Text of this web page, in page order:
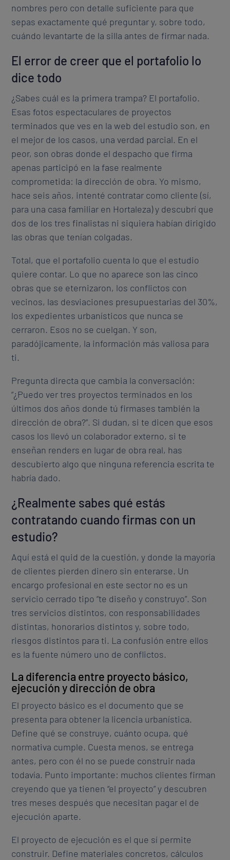
nombres pero con detalle suficiente para que
sepas exactamente qué preguntar y, sobre todo,
cuándo levantarte de la silla antes de firmar nada.
El error de creer que el portafolio lo
dice todo
¿Sabes cuál es la primera trampa? El portafolio.
Esas fotos espectaculares de proyectos
terminados que ves en la web del estudio son, en
el mejor de los casos, una verdad parcial. En el
peor, son obras donde el despacho que firma
apenas participó en la fase realmente
comprometida: la dirección de obra. Yo mismo,
hace seis años, intenté contratar como cliente (sí,
para una casa familiar en Hortaleza) y descubrí que
dos de los tres finalistas ni siquiera habían dirigido
las obras que tenían colgadas.
Total, que el portafolio cuenta lo que el estudio
quiere contar. Lo que no aparece son las cinco
obras que se eternizaron, los conflictos con
vecinos, las desviaciones presupuestarias del 30%,
los expedientes urbanísticos que nunca se
cerraron. Esos no se cuelgan. Y son,
paradójicamente, la información más valiosa para
ti.
Pregunta directa que cambia la conversación:
“¿Puedo ver tres proyectos terminados en los
últimos dos años donde tú firmases también la
dirección de obra?”. Si dudan, si te dicen que esos
casos los llevó un colaborador externo, si te
enseñan renders en lugar de obra real, has
descubierto algo que ninguna referencia escrita te
habría dado.
¿Realmente sabes qué estás
contratando cuando firmas con un
estudio?
Aquí está el quid de la cuestión, y donde la mayoría
de clientes pierden dinero sin enterarse. Un
encargo profesional en este sector no es un
servicio cerrado tipo “te diseño y construyo”. Son
tres servicios distintos, con responsabilidades
distintas, honorarios distintos y, sobre todo,
riesgos distintos para ti. La confusión entre ellos
es la fuente número uno de conflictos.
La diferencia entre proyecto básico,
ejecución y dirección de obra
El proyecto básico es el documento que se
presenta para obtener la licencia urbanística.
Define qué se construye, cuánto ocupa, qué
normativa cumple. Cuesta menos, se entrega
antes, pero con él no se puede construir nada
todavía. Punto importante: muchos clientes firman
creyendo que ya tienen “el proyecto” y descubren
tres meses después que necesitan pagar el de
ejecución aparte.
El proyecto de ejecución es el que sí permite
construir. Define materiales concretos, cálculos